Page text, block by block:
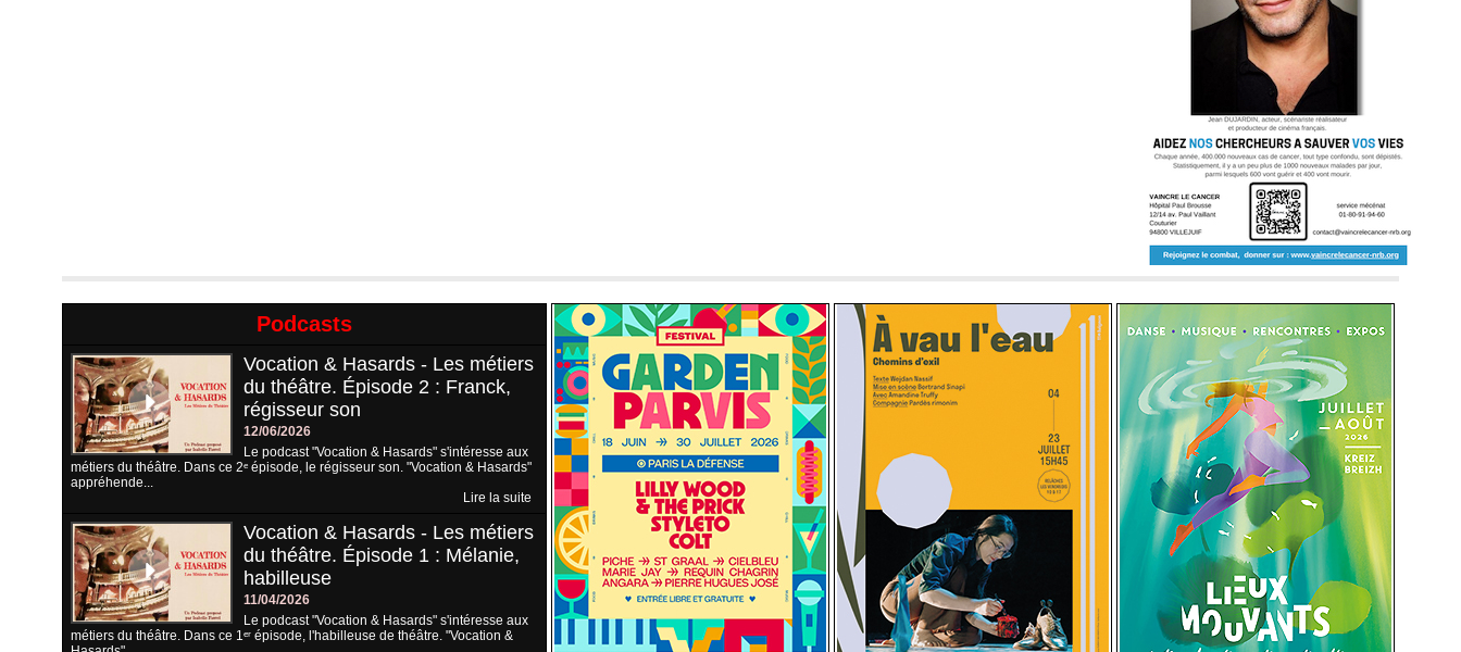
Podcasts
Vocation & Hasards - Les métiers
du théâtre. Épisode 2 : Franck,
régisseur son
12/06/2026
Le podcast "Vocation & Hasards" s'intéresse aux
métiers du théâtre. Dans ce 2ᵉ épisode, le régisseur son. "Vocation & Hasards"
appréhende...
Lire la suite
Vocation & Hasards - Les métiers
du théâtre. Épisode 1 : Mélanie,
habilleuse
11/04/2026
Le podcast "Vocation & Hasards" s'intéresse aux
métiers du théâtre. Dans ce 1ᵉʳ épisode, l'habilleuse de théâtre. "Vocation &